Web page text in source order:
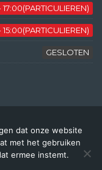
GESLOTEN
dat onze website
met het gebruiken
ermee instemt.